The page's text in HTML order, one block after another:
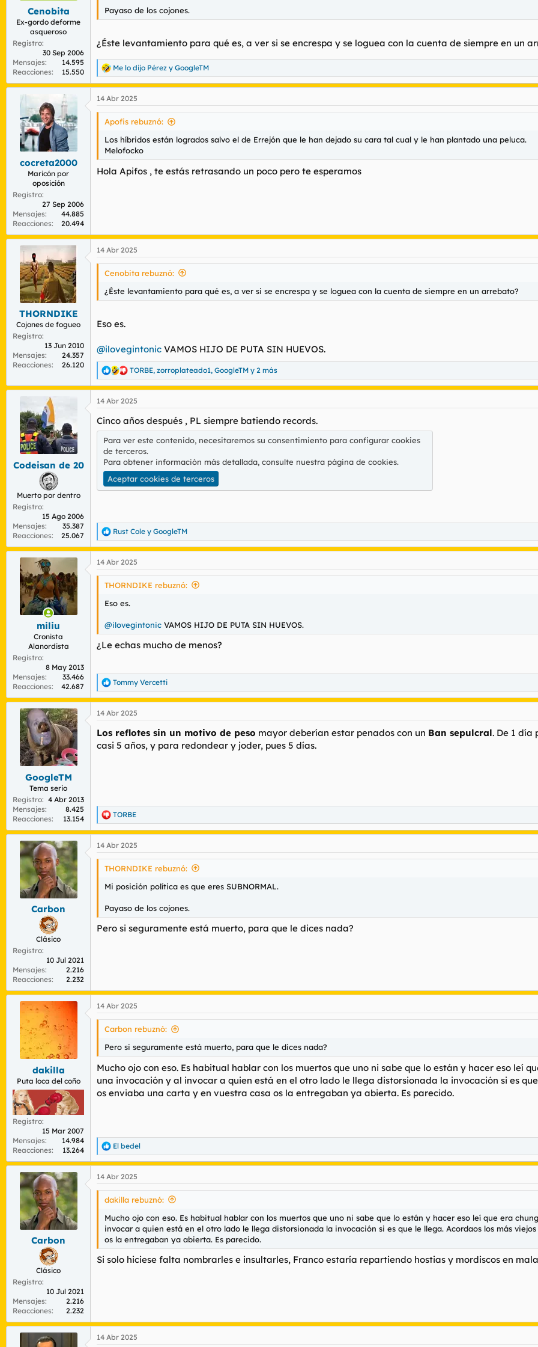
Cenobita
Ex-gordo deforme
asqueroso
Registro
30 Sep 2006
Mensajes
14.595
Reacciones
15.550
Payaso de los cojones.
¿Éste levantamiento para qué es, a ver si se encrespa y se loguea con la cuenta de siempre en un
R
e
a
c
c
s
:
Me lo dijo Pérez y GoogleTM
cocreta2000
Maricón por
oposición
Registro
27 Sep 2006
Mensajes
44.885
Reacciones
20.494
14 Abr 2025
Apofis rebuznó:
Los híbridos están logrados salvo el de Errejón que le han dejado su cara tal cual y le han plantado una peluca.
Melofocko
Hola Apifos , te estás retrasando un poco pero te esperamos
THORNDIKE
Cojones de fogueo
Registro
13 Jun 2010
Mensajes
24.357
Reacciones
26.120
14 Abr 2025
Cenobita rebuznó:
¿Éste levantamiento para qué es, a ver si se encrespa y se loguea con la cuenta de siempre en un arrebato?
Eso es.
@ilovegintonic VAMOS HIJO DE PUTA SIN HUEVOS.
R
e
a
c
i
o
n
e
s
TORBE, zorroplateado1, GoogleTM y 2 más
Codeisan de 20
Muerto por dentro
Registro
15 Ago 2006
Mensajes
35.387
Reacciones
25.067
14 Abr 2025
Cinco años después , PL siempre batiendo records.
Para ver este contenido, necesitaremos su consentimiento para configurar cookies
de terceros.
Para obtener información más detallada, consulte nuestra página de cookies.
Aceptar cookies de terceros
R
e
a
c
c
Rust Cole y GoogleTM
miliu
Cronista
Alanordista
Registro
8 May 2013
Mensajes
33.466
Reacciones
42.687
14 Abr 2025
THORNDIKE rebuznó:
Eso es.
@ilovegintonic VAMOS HIJO DE PUTA SIN HUEVOS.
¿Le echas mucho de menos?
R
e
a
c
i
o
Tommy Vercetti
GoogleTM
Tema serio
Registro
4 Abr 2013
Mensajes
8.425
Reacciones
13.154
14 Abr 2025
Los reflotes sin un motivo de peso mayor deberían estar penados con un Ban sepulcral. De 1 día
casi 5 años, y para redondear y joder, pues 5 días.
R
e
a
c
c
TORBE
Carbon
Clásico
Registro
10 Jul 2021
Mensajes
2.216
Reacciones
2.232
14 Abr 2025
THORNDIKE rebuznó:
Mi posición política es que eres SUBNORMAL.
Payaso de los cojones.
Pero si seguramente está muerto, para que le dices nada?
dakilla
Puta loca del coño
Registro
15 Mar 2007
Mensajes
14.984
Reacciones
13.264
14 Abr 2025
Carbon rebuznó:
Pero si seguramente está muerto, para que le dices nada?
Mucho ojo con eso. Es habitual hablar con los muertos que uno ni sabe que lo están y hacer eso leí
una invocación y al invocar a quien está en el otro lado le llega distorsionada la invocación si es
os enviaba una carta y en vuestra casa os la entregaban ya abierta. Es parecido.
R
e
a
c
c
El bedel
Carbon
Clásico
Registro
10 Jul 2021
Mensajes
2.216
Reacciones
2.232
14 Abr 2025
dakilla rebuznó:
Mucho ojo con eso. Es habitual hablar con los muertos que uno ni sabe que lo están y hacer eso leí que era
invocar a quien está en el otro lado le llega distorsionada la invocación si es que le llega. Acordaos los más
os la entregaban ya abierta. Es parecido.
Si solo hiciese falta nombrarles e insultarles, Franco estaría repartiendo hostias y mordiscos en
14 Abr 2025